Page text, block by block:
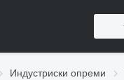
Индустриски опреми